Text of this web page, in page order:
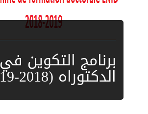
برنامج التكوين في
الدكتوراه (2018-2019)